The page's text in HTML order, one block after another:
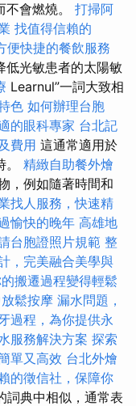
會燃燒。 打掃阿
找值得信賴的
便快捷的餐飲服務
低光敏患者的太陽敏
Learnul”一詞大致相
色 如何辦理台胞
的眼科專家 台北記
費用 這通常適用於
精緻自助餐外燴
，例如隨著時間和
找人服務，快速精
愉快的晚年 高雄地
台胞證照片規範 整
，完美融合美學與
搬遷過程變得輕鬆
鬆按摩 漏水問題，
過程，為你提供永
服務解決方案 探索
單又高效 台北外燴
的徵信社，保障你
詞典中相似，通常表